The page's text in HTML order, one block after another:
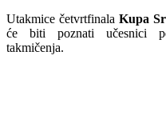
Utakmice četvrtfinalaKupa
će biti poznati učesnici
takmičenja.